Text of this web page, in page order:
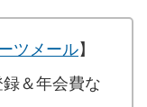
ツメール】
＆年会費な